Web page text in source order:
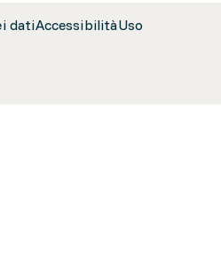
datiAccessibilitàUso